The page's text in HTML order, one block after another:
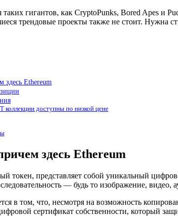
гигантов, как CryptoPunks, Bored Apes и
трендовые проекты также не стоит. Нужна
здесь Ethereum
коллекции доступны по низкой цене
здесь Ethereum
токен, представляет собой уникальный
— будь то изображение, видео,
в том, что, несмотря на возможность
сертификат собственности, который